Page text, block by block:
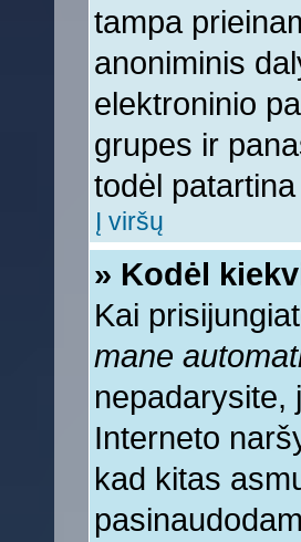
tampa
anoniminis
elektroninio
grupes ir
todėl
Į viršų
» Kodėl
Kai
mane
nepadarysite,
Interneto
kad kitas